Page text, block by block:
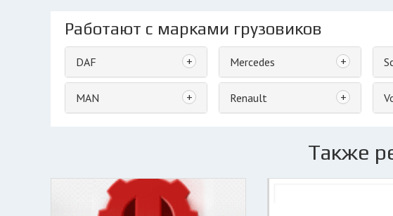
Работают с марками грузовиков
DAF +
MAN +
Mercedes +
Renault +
Также